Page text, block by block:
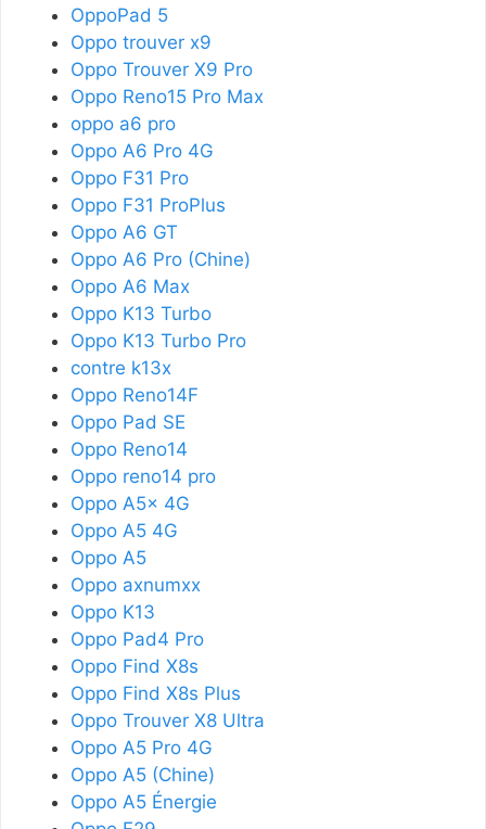
OppoPad 5
Oppo trouver x9
Oppo Trouver X9 Pro
Oppo Reno15 Pro Max
oppo a6 pro
Oppo A6 Pro 4G
Oppo F31 Pro
Oppo F31 ProPlus
Oppo A6 GT
Oppo A6 Pro (Chine)
Oppo A6 Max
Oppo K13 Turbo
Oppo K13 Turbo Pro
contre k13x
Oppo Reno14F
Oppo Pad SE
Oppo Reno14
Oppo reno14 pro
Oppo A5x 4G
Oppo A5 4G
Oppo A5
Oppo axnumxx
Oppo K13
Oppo Pad4 Pro
Oppo Find X8s
Oppo Find X8s Plus
Oppo Trouver X8 Ultra
Oppo A5 Pro 4G
Oppo A5 (Chine)
Oppo A5 Énergie